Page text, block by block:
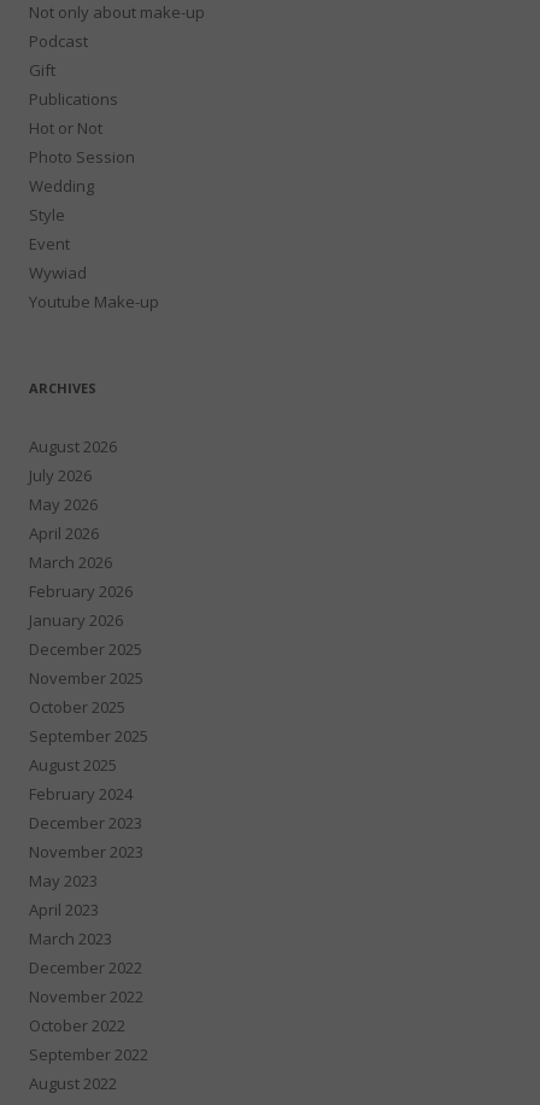
Not only about make-up
Podcast
Gift
Publications
Hot or Not
Photo Session
Wedding
Style
Event
Wywiad
Youtube Make-up
ARCHIVES
August 2026
July 2026
May 2026
April 2026
March 2026
February 2026
January 2026
December 2025
November 2025
October 2025
September 2025
August 2025
February 2024
December 2023
November 2023
May 2023
April 2023
March 2023
December 2022
November 2022
October 2022
September 2022
August 2022